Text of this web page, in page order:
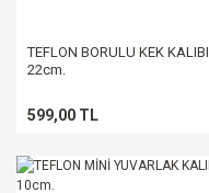
TEFLON BORULU KEK KALIBI
22cm.
599,00 TL